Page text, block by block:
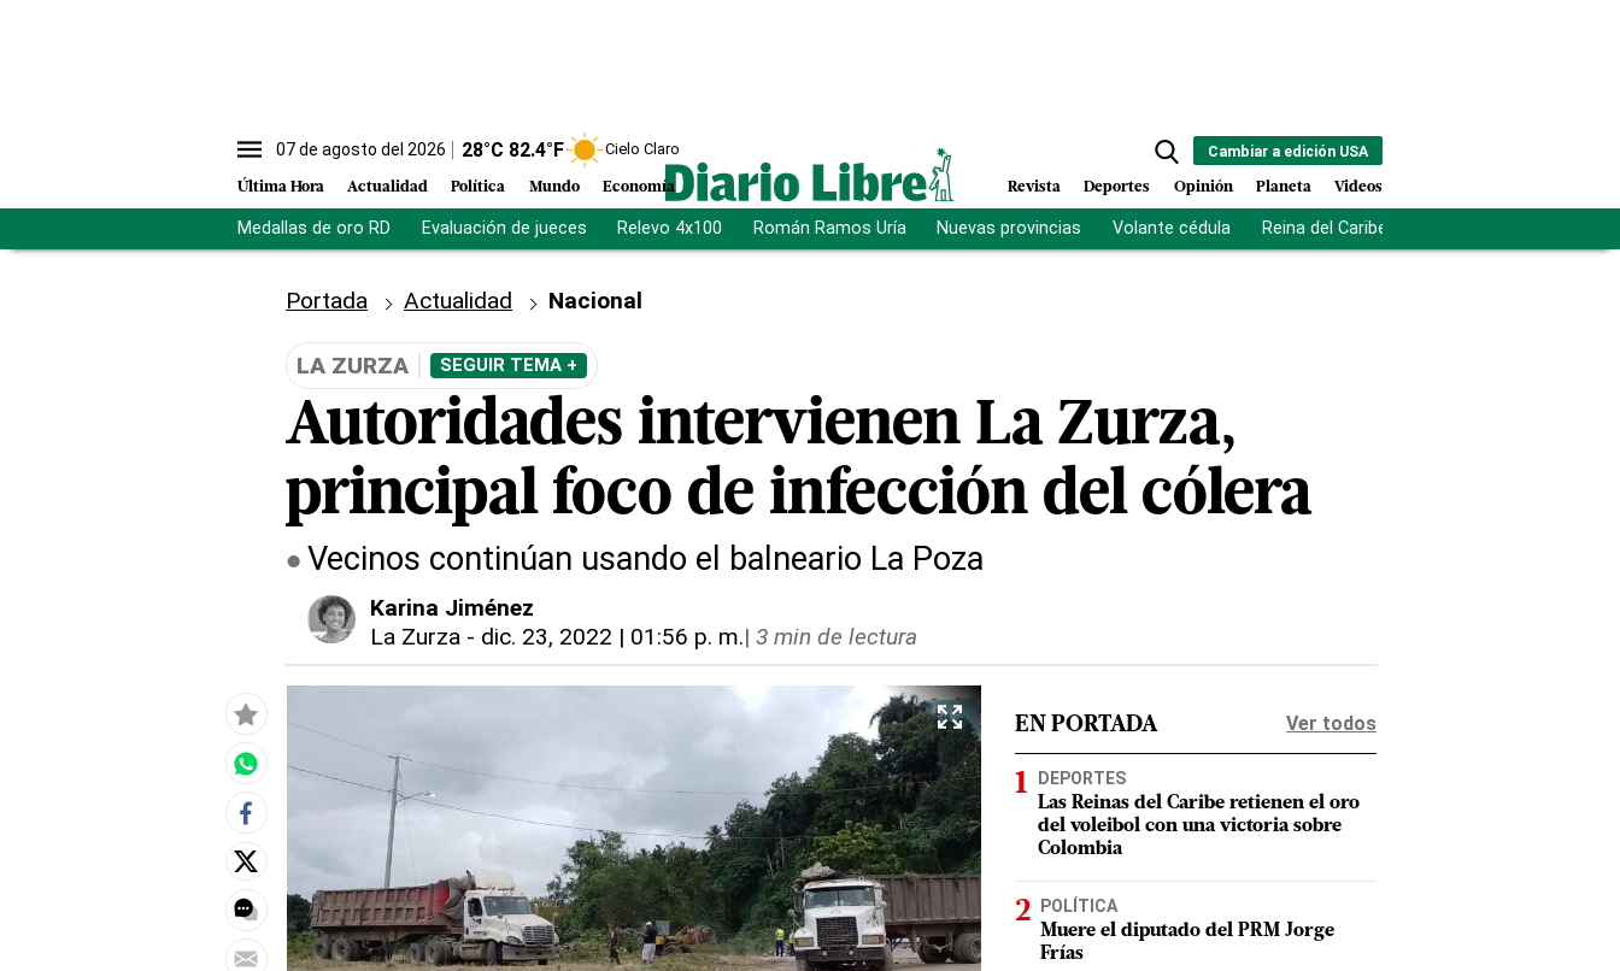
07 de agosto del 2026 28°C 82.4°F Cielo Claro
Última Hora Actualidad Política Mundo Economía
Cambiar a edición USA
Revista Deportes Opinión Planeta Videos
Medallas de oro RD Evaluación de jueces Relevo 4x100 Román Ramos Uría Nuevas provincias Volante cédula Reina del Caribe
Portada Actualidad Nacional
LA ZURZA SEGUIR TEMA +
Autoridades intervienen La Zurza,
principal foco de infección del cólera
Vecinos continúan usando el balneario La Poza
Karina Jiménez
La Zurza - dic. 23, 2022 | 01:56 p. m.| 3 min de lectura
EN PORTADA Ver todos
DEPORTES
Las Reinas del Caribe retienen el oro
del voleibol con una victoria sobre
Colombia
POLÍTICA
Muere el diputado del PRM Jorge
Frías